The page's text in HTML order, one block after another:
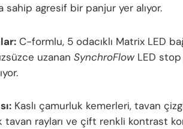
sahip agresif bir panjur yer alıyor.
C-formlu, 5 odacıklı Matrix LED
uzananSynchroFlow LED
Kaslı çamurluk kemerleri, tavan
tavan rayları ve çift renkli kontrast